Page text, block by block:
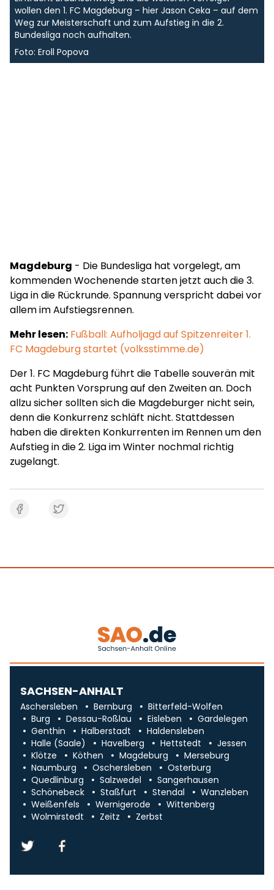
wollen den 1. FC Magdeburg – hier Jason Ceka – auf dem
Weg zur Meisterschaft und zum Aufstieg in die 2.
Bundesliga noch aufhalten.
Foto: Eroll Popova
Magdeburg - Die Bundesliga hat vorgelegt, am
kommenden Wochenende starten jetzt auch die 3.
Liga in die Rückrunde. Spannung verspricht dabei vor
allem im Aufstiegsrennen.
Mehr lesen: Fußball: Aufholjagd auf Spitzenreiter 1.
FC Magdeburg startet (volksstimme.de)
Der 1. FC Magdeburg führt die Tabelle souverän mit
acht Punkten Vorsprung auf den Zweiten an. Doch
allzu sicher sollten sich die Magdeburger nicht sein,
denn die Konkurrenz schläft nicht. Stattdessen
haben die direkten Konkurrenten im Rennen um den
Aufstieg in die 2. Liga im Winter nochmal richtig
zugelangt.
SACHSEN-ANHALT
Aschersleben Bernburg
Bitterfeld-Wolfen
Burg
Dessau-Roßlau Eisleben
Gardelegen
Genthin
Halberstadt
Haldensleben
Halle (Saale)
Havelberg Hettstedt
Jessen
Klötze
Köthen Magdeburg
Merseburg
Naumburg
Oschersleben
Osterburg
Quedlinburg
Salzwedel
Sangerhausen
Schönebeck
Staßfurt Stendal
Wanzleben
Weißenfels
Wernigerode
Wittenberg
Wolmirstedt
Zeitz Zerbst